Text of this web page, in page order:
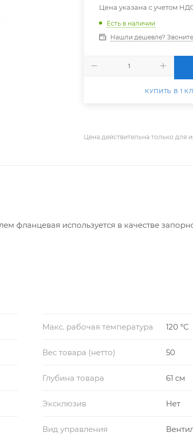
Цена указана с учетом
Есть в наличии
Нашли дешевле? Звоните
КУПИТЬ В 1
Цена действительна только для
фланцевая используется в качестве
Макс. рабочая температура 120 °С
Вес товара (нетто) 50
Глубина товара 61 см
Эксклюзив Нет
Вид управления